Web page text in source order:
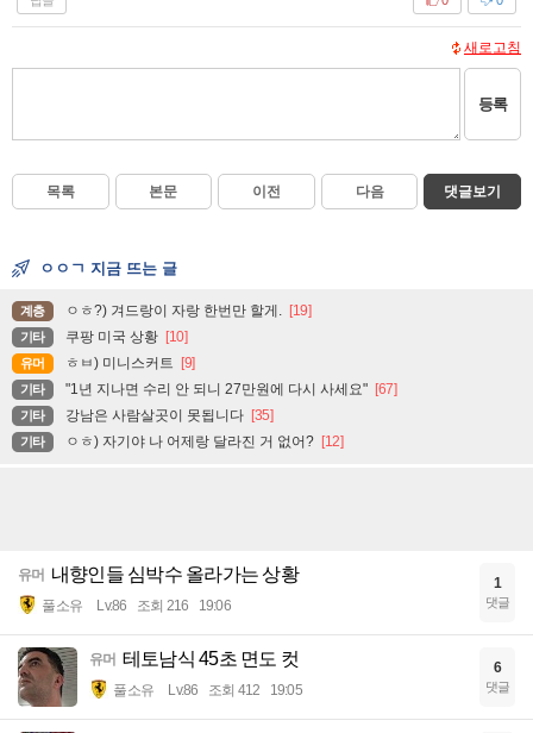
새로고침
등록
목록 본문 이전 다음 댓글보기
ㅇㅇㄱ 지금 뜨는 글
계층 ㅇㅎ?) 겨드랑이 자랑 한번만 할게. [19]
기타 쿠팡 미국 상황 [10]
유머 ㅎㅂ) 미니스커트 [9]
기타 "1년 지나면 수리 안 되니 27만원에 다시 사세요" [67]
기타 강남은 사람살곳이 못됩니다 [35]
기타 ㅇㅎ) 자기야 나 어제랑 달라진 거 없어? [12]
유머 내향인들 심박수 올라가는 상황
풀소유 Lv.86 조회 216 19:06
1
댓글
유머 테토남식 45초 면도 컷
풀소유 Lv.86 조회 412 19:05
6
댓글